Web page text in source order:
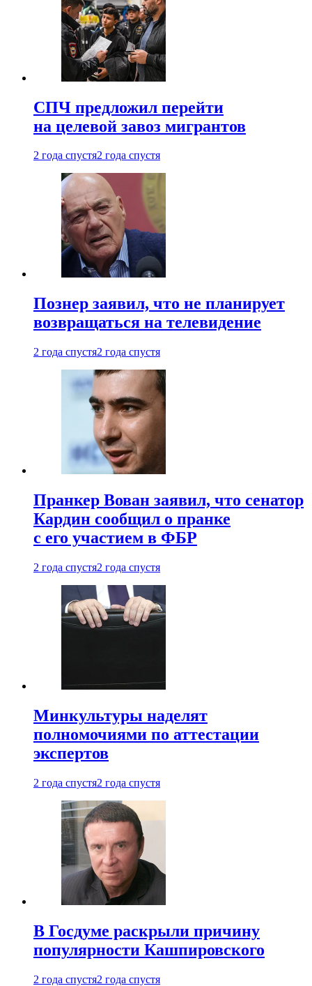
СПЧ предложил перейти
на целевой завоз мигрантов
2 года спустя2 года спустя
Познер заявил, что не планирует
возвращаться на телевидение
2 года спустя2 года спустя
Пранкер Вован заявил, что сенатор
Кардин сообщил о пранке
с его участием в ФБР
2 года спустя2 года спустя
Минкультуры наделят
полномочиями по аттестации
экспертов
2 года спустя2 года спустя
В Госдуме раскрыли причину
популярности Кашпировского
2 года спустя2 года спустя